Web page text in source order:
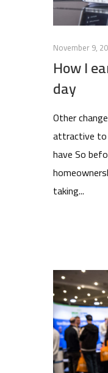
November 9,
How I
day
Other
attractive to
have So
taking...